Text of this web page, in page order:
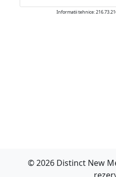
Informatii tehnice:
© 2026 Distinct New